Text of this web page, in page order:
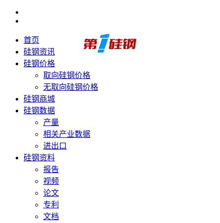
首页
硅钢资讯
硅钢价格
取向硅钢价格
无取向硅钢价格
硅钢商城
硅钢数据
产量
相关产业数据
进出口
硅钢资料
报告
视频
论文
专利
文档